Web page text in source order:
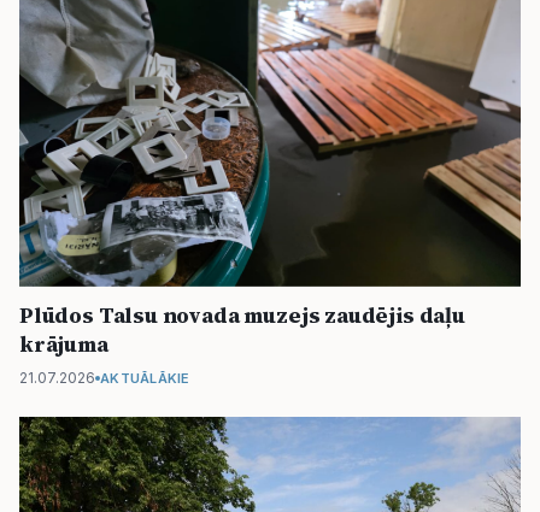
Plūdos Talsu novada muzejs zaudējis daļu
krājuma
21.07.2026 AKTUĀLĀKIE